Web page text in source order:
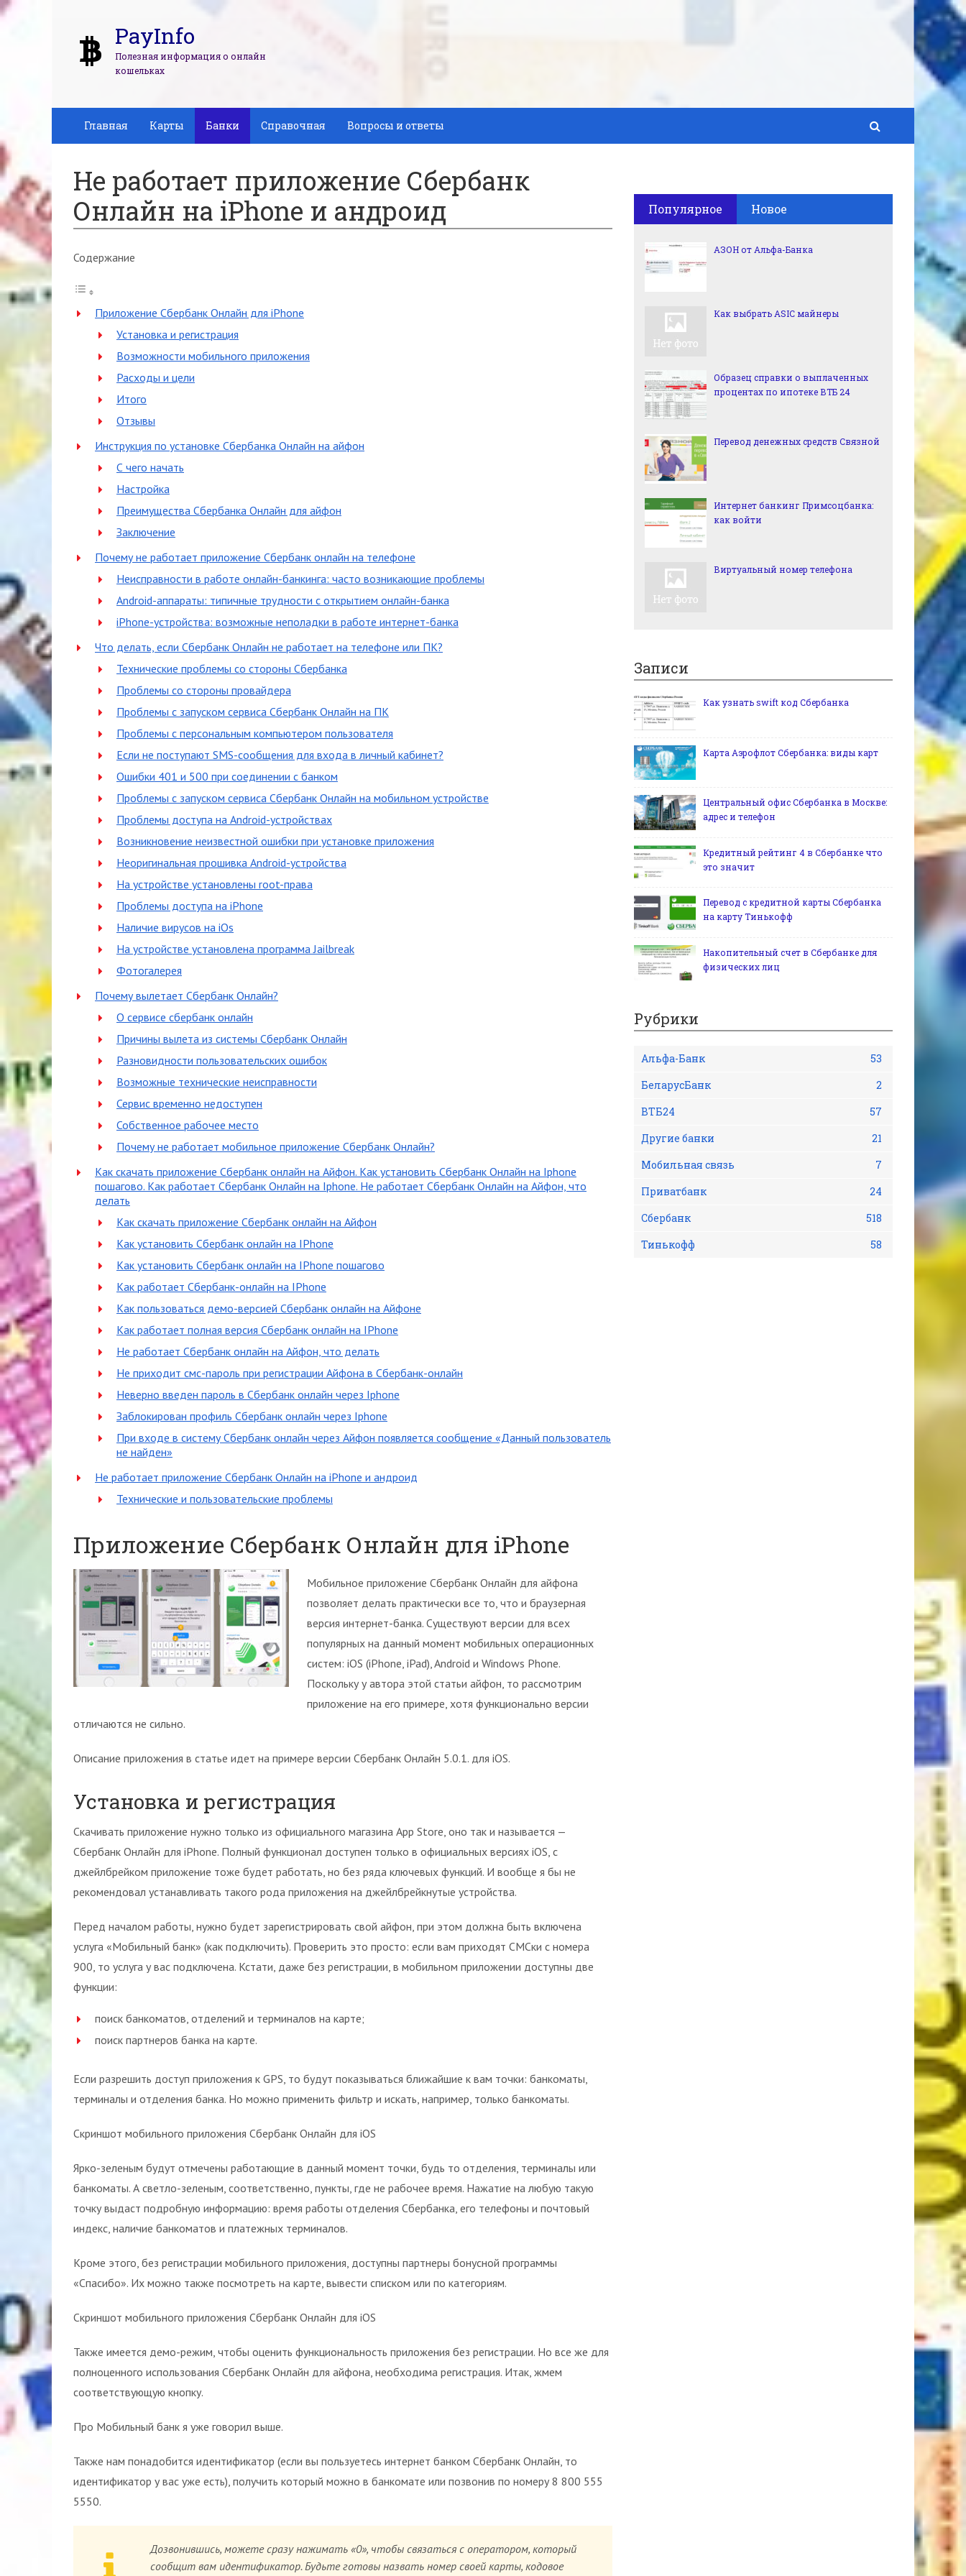
PayInfo
Полезная информация о онлайн
кошельках
Главная Карты Банки Справочная Вопросы и ответы
Не работает приложение Сбербанк
Онлайн на iPhone и андроид
Содержание
Приложение Сбербанк Онлайн для iPhone
Установка и регистрация
Возможности мобильного приложения
Расходы и цели
Итого
Отзывы
Инструкция по установке Сбербанка Онлайн на айфон
С чего начать
Настройка
Преимущества Сбербанка Онлайн для айфон
Заключение
Почему не работает приложение Сбербанк онлайн на телефоне
Неисправности в работе онлайн-банкинга: часто возникающие проблемы
Android-аппараты: типичные трудности с открытием онлайн-банка
iPhone-устройства: возможные неполадки в работе интернет-банка
Что делать, если Сбербанк Онлайн не работает на телефоне или ПК?
Технические проблемы со стороны Сбербанка
Проблемы со стороны провайдера
Проблемы с запуском сервиса Сбербанк Онлайн на ПК
Проблемы с персональным компьютером пользователя
Если не поступают SMS-сообщения для входа в личный кабинет?
Ошибки 401 и 500 при соединении с банком
Проблемы с запуском сервиса Сбербанк Онлайн на мобильном устройстве
Проблемы доступа на Android-устройствах
Возникновение неизвестной ошибки при установке приложения
Неоригинальная прошивка Android-устройства
На устройстве установлены root-права
Проблемы доступа на iPhone
Наличие вирусов на iOs
На устройстве установлена программа Jailbreak
Фотогалерея
Почему вылетает Сбербанк Онлайн?
О сервисе сбербанк онлайн
Причины вылета из системы Сбербанк Онлайн
Разновидности пользовательских ошибок
Возможные технические неисправности
Сервис временно недоступен
Собственное рабочее место
Почему не работает мобильное приложение Сбербанк Онлайн?
Как скачать приложение Сбербанк онлайн на Айфон. Как установить Сбербанк Онлайн на Iphone
пошагово. Как работает Сбербанк Онлайн на Iphone. Не работает Сбербанк Онлайн на Айфон, что
делать
Как скачать приложение Сбербанк онлайн на Айфон
Как установить Сбербанк онлайн на IPhone
Как установить Сбербанк онлайн на IPhone пошагово
Как работает Сбербанк-онлайн на IPhone
Как пользоваться демо-версией Сбербанк онлайн на Айфоне
Как работает полная версия Сбербанк онлайн на IPhone
Не работает Сбербанк онлайн на Айфон, что делать
Не приходит смс-пароль при регистрации Айфона в Сбербанк-онлайн
Неверно введен пароль в Сбербанк онлайн через Iphone
Заблокирован профиль Сбербанк онлайн через Iphone
При входе в систему Сбербанк онлайн через Айфон появляется сообщение «Данный пользователь
не найден»
Не работает приложение Сбербанк Онлайн на iPhone и андроид
Технические и пользовательские проблемы
Приложение Сбербанк Онлайн для iPhone
Мобильное приложение Сбербанк Онлайн для айфона
позволяет делать практически все то, что и браузерная
версия интернет-банка. Существуют версии для всех
популярных на данный момент мобильных операционных
систем: iOS (iPhone, iPad), Android и Windows Phone.
Поскольку у автора этой статьи айфон, то рассмотрим
приложение на его примере, хотя функционально версии
отличаются не сильно.
Описание приложения в статье идет на примере версии Сбербанк Онлайн 5.0.1. для iOS.
Установка и регистрация
Скачивать приложение нужно только из официального магазина App Store, оно так и называется —
Сбербанк Онлайн для iPhone. Полный функционал доступен только в официальных версиях iOS, с
джейлбрейком приложение тоже будет работать, но без ряда ключевых функций. И вообще я бы не
рекомендовал устанавливать такого рода приложения на джейлбрейкнутые устройства.
Перед началом работы, нужно будет зарегистрировать свой айфон, при этом должна быть включена
услуга «Мобильный банк» (как подключить). Проверить это просто: если вам приходят СМСки с номера
900, то услуга у вас подключена. Кстати, даже без регистрации, в мобильном приложении доступны две
функции:
поиск банкоматов, отделений и терминалов на карте;
поиск партнеров банка на карте.
Если разрешить доступ приложения к GPS, то будут показываться ближайшие к вам точки: банкоматы,
терминалы и отделения банка. Но можно применить фильтр и искать, например, только банкоматы.
Скриншот мобильного приложения Сбербанк Онлайн для iOS
Ярко-зеленым будут отмечены работающие в данный момент точки, будь то отделения, терминалы или
банкоматы. А светло-зеленым, соответственно, пункты, где не рабочее время. Нажатие на любую такую
точку выдаст подробную информацию: время работы отделения Сбербанка, его телефоны и почтовый
индекс, наличие банкоматов и платежных терминалов.
Кроме этого, без регистрации мобильного приложения, доступны партнеры бонусной программы
«Спасибо». Их можно также посмотреть на карте, вывести списком или по категориям.
Скриншот мобильного приложения Сбербанк Онлайн для iOS
Также имеется демо-режим, чтобы оценить функциональность приложения без регистрации. Но все же для
полноценного использования Сбербанк Онлайн для айфона, необходима регистрация. Итак, жмем
соответствующую кнопку.
Про Мобильный банк я уже говорил выше.
Также нам понадобится идентификатор (если вы пользуетесь интернет банком Сбербанк Онлайн, то
идентификатор у вас уже есть), получить который можно в банкомате или позвонив по номеру 8 800 555
5550.
Дозвонившись, можете сразу нажимать «0», чтобы связаться с оператором, который
сообщит вам идентификатор. Будьте готовы назвать номер своей карты, кодовое
Популярное Новое
АЗОН от Альфа-Банка
Как выбрать ASIC майнеры
Образец справки о выплаченных
процентах по ипотеке ВТБ 24
Перевод денежных средств Связной
Интернет банкинг Примсоцбанка:
как войти
Виртуальный номер телефона
Записи
Как узнать swift код Сбербанка
Карта Аэрофлот Сбербанка: виды карт
Центральный офис Сбербанка в Москве:
адрес и телефон
Кредитный рейтинг 4 в Сбербанке что
это значит
Перевод с кредитной карты Сбербанка
на карту Тинькофф
Накопительный счет в Сбербанке для
физических лиц
Рубрики
Альфа-Банк
53
БеларусБанк
2
ВТБ24
57
Другие банки
21
Мобильная связь
7
Приватбанк
24
Сбербанк
518
Тинькофф
58